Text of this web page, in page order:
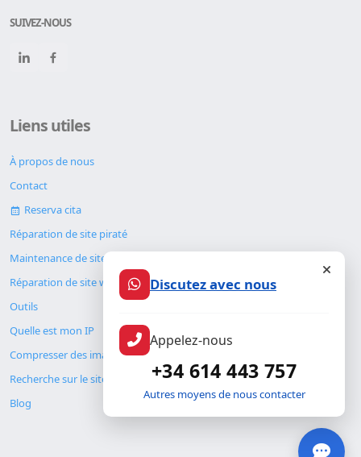
SUIVEZ-NOUS
Liens utiles
À propos de nous
Contact
Reserva cita
Réparation de site piraté
Maintenance de site web
Réparation de site web
Outils
Quelle est mon IP
Compresser des images
Recherche sur le site
Blog
Discutez avec nous
Appelez-nous
+34 614 443 757
Autres moyens de nous contacter